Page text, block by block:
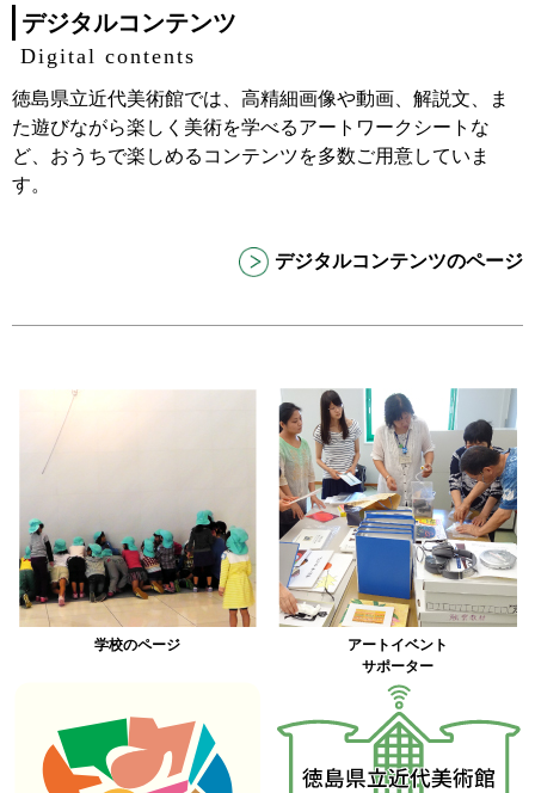
デジタルコンテンツ
Digital contents
徳島県立近代美術館では、高精細画像や動画、解説文、ま
た遊びながら楽しく美術を学べるアートワークシートな
ど、おうちで楽しめるコンテンツを多数ご用意していま
す。
デジタルコンテンツのページ
学校のページ
アートイベント
サポーター